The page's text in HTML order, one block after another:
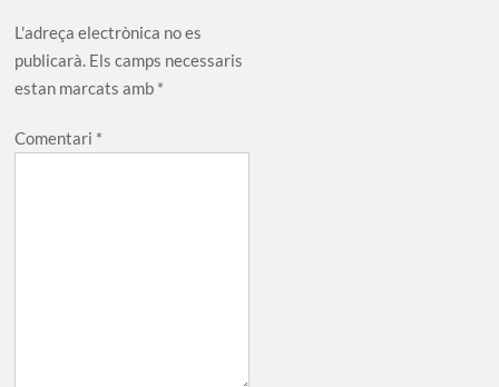
L'adreça electrònica no es
publicarà. Els camps necessaris
estan marcats amb *
Comentari *